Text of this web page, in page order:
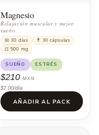
Magnesio
Relajación muscular y mejor
sueño
📅 30 días
💊 30 cápsulas
⚖ 500 mg
SUEÑO ESTRÉS
$210 MXN
$7.00/día
AÑADIR AL PACK